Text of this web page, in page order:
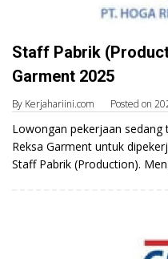
Staff Pabrik
Garment 2025
By Kerjahariini.com Posted on
Lowongan pekerjaan sedang
Reksa Garment untuk
Staff Pabrik (Production).